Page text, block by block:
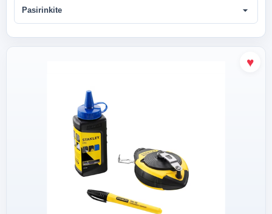
Pasirinkite arrow_drop_down